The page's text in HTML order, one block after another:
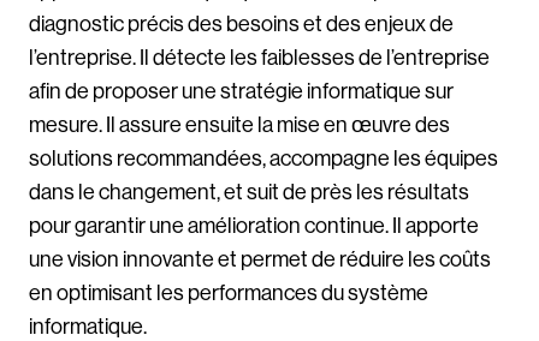
diagnostic précis des besoins et des enjeux de
l’entreprise. Il détecte les faiblesses de l’entreprise
afin de proposer une stratégie informatique sur
mesure. Il assure ensuite la mise en œuvre des
solutions recommandées, accompagne les équipes
dans le changement, et suit de près les résultats
pour garantir une amélioration continue. Il apporte
une vision innovante et permet de réduire les coûts
en optimisant les performances du système
informatique.